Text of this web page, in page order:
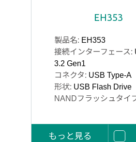
EH353
製品名: EH353
接続インターフェース:
3.2 Gen1
コネクタ: USB Type-A
形状: USB Flash Drive
NANDフラッシュタイ
もっと見る